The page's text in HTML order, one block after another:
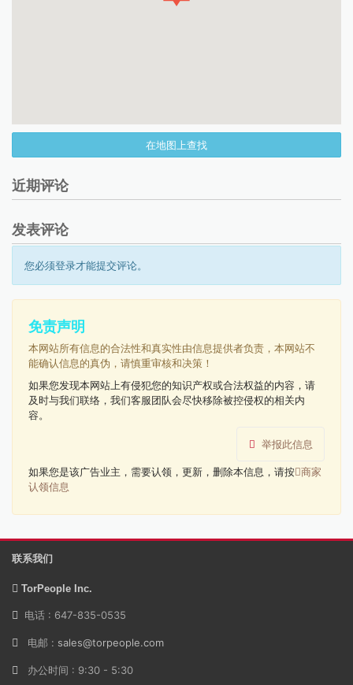
在地图上查找
近期评论
发表评论
您必须登录才能提交评论。
免责声明
本网站所有信息的合法性和真实性由信息提供者负责，本网站不
能确认信息的真伪，请慎重审核和决策！
如果您发现本网站上有侵犯您的知识产权或合法权益的内容，请
及时与我们联络，我们客服团队会尽快移除被控侵权的相关内
容。
举报此信息
如果您是该广告业主，需要认领，更新，删除本信息，请按 商家
认领信息
联系我们
TorPeople Inc.
电话 : 647-835-0535
电邮 : sales@torpeople.com
办公时间 : 9:30 - 5:30